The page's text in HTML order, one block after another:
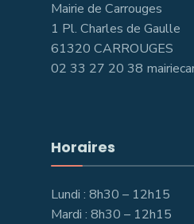
Mairie de Carrouges
1 Pl. Charles de Gaulle
61320 CARROUGES
02 33 27 20 38
Horaires
Lundi : 8h30 – 12h15
Mardi : 8h30 – 12h15